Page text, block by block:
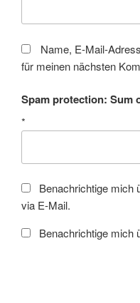
Name, E-Mail-
für meinen nächsten
Spam protection: Sum
*
Benachrichtige mich
via E-Mail.
Benachrichtige mich